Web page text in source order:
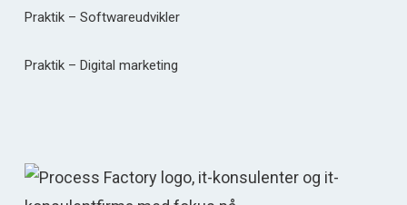
Praktik – Softwareudvikler
Praktik – Digital marketing